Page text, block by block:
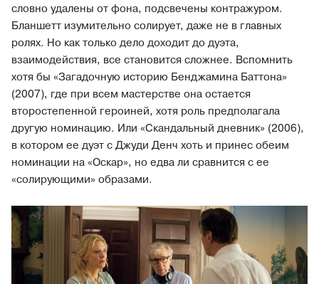
словно удалены от фона, подсвечены контражуром.
Бланшетт изумительно солирует, даже не в главных
ролях. Но как только дело доходит до дуэта,
взаимодействия, все становится сложнее. Вспомнить
хотя бы «Загадочную историю Бенджамина Баттона»
(2007), где при всем мастерстве она остается
второстепенной героиней, хотя роль предполагала
другую номинацию. Или «Скандальный дневник» (2006),
в котором ее дуэт с Джуди Денч хоть и принес обеим
номинации на «Оскар», но едва ли сравнится с ее
«солирующими» образами.